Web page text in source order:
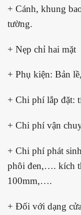
+ Cánh, khung
tường.
+ Nẹp chỉ hai mặt
+ Phụ kiện: Bản
+ Chi phí lắp đặt:
+ Chi phí vận
+ Chi phí phát
phôi đen,…. kích
100mm,….
+ Đối với dạng